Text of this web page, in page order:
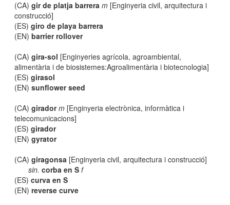
(CA)gir de platja barrera m [Enginyeria civil, arquitectura i
construcció]
(ES)giro de playa barrera
(EN)barrier rollover
(CA)gira-sol [Enginyeries agrícola, agroambiental,
alimentària i de biosistemes:Agroalimentària i biotecnologia]
(ES)girasol
(EN)sunflower seed
(CA)girador m [Enginyeria electrònica, informàtica i
telecomunicacions]
(ES)girador
(EN)gyrator
(CA)giragonsa [Enginyeria civil, arquitectura i construcció]
sin. corba en S f
(ES)curva en S
(EN)reverse curve